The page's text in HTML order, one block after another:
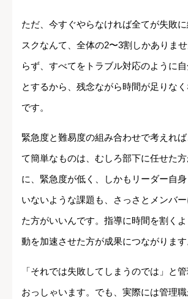
ただ、今すぐやらなければ全てが失敗
スクなんて、全体の2〜3割しかありま
らず、すべてをトラブル対応のように
とするから、残念ながら時間が足りな
です。
緊急度と難易度の組み合わせで考えれば
て簡単なものは、むしろ部下に任せた
に、緊急度が低く、しかもリーダー自
いないような課題も、さっさとメンバ
た方がいいんです。指導に時間を割く
動を加速させた方が成果につながります
「それでは失敗してしまうのでは」と
おっしゃいます。でも、実際には管理